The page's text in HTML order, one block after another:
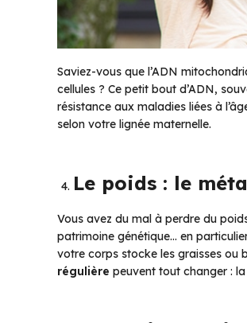
Saviez-vous que l’ADN
cellules ? Ce petit bout d’ADN,
résistance aux maladies liées à
selon votre lignée maternelle.
Le poids : le
Vous avez du mal à perdre du
patrimoine génétique… en
votre corps stocke les graisses ou
régulière peuvent tout changer :